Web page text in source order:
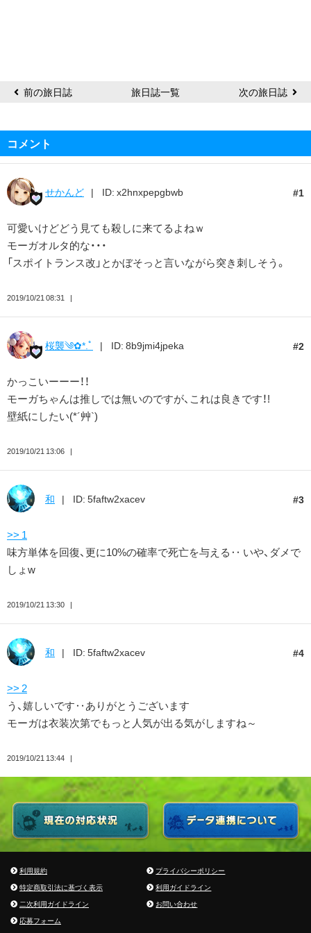
前の旅日誌 旅日誌一覧 次の旅日誌
コメント
1
せかんど ID: x2hnxpepgbwb
可愛いけどどう見ても殺しに来てるよねｗ
モーガオルタ的な・・・
「スポイトランス改」とかぼそっと言いながら突き刺しそう。
2019/10/21 08:31
2
桜襲༄✿*.ﾟ ID: 8b9jmi4jpeka
かっこいーーー！！
モーガちゃんは推しでは無いのですが、これは良きです！!
壁紙にしたい(*´艸`)
2019/10/21 13:06
3
和 ID: 5faftw2xacev
>> 1
味方単体を回復、更に10%の確率で死亡を与える‥ いや、ダメで
しょw
2019/10/21 13:30
4
和 ID: 5faftw2xacev
>> 2
う、嬉しいです‥ありがとうございます
モーガは衣装次第でもっと人気が出る気がしますね～
2019/10/21 13:44
利用規約
プライバシーポリシー
特定商取引法に基づく表示
利用ガイドライン
二次利用ガイドライン
お問い合わせ
応募フォーム